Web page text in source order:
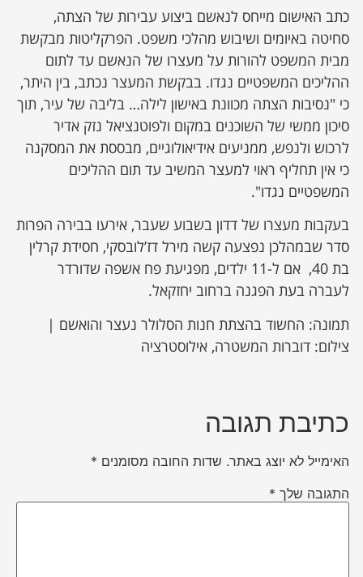
כתב האישום מייחס לנאשם ביצוע עבירות של הצתה,
סחיטה באיומים ושיבוש מהלכי משפט. הפרקליטות מבקשת
מבית המשפט להורות על מעצרו של הנאשם עד לתום
ההליכים המשפטיים נגדו. בבקשת המעצר נכתב, בין היתר,
כי "נסיבות הצתה מכוונת באישון לילה… בליבה של עיר, תוך
סיכון ממשי של השוכנים במקום ולפוטנציאל נזק אדיר
לרכוש ולנפש, ממניעים אידיאולוגיים, מבססת את המסקנה
כי אין תחליף ראוי למעצר המשיב עד תום ההליכים
המשפטיים נגדו".
בעקבות מעצרו של דדון בשבוע שעבר, אירעו בבירה הפרות
סדר שבמהלכן נפצעה קשה מירל דז’לובסקי, חסידת קרלין
בת 40, אם ל-11 ילדים, מפגיעת פח אשפה שדורדר
לעברה בעת הפגנה ברחוב יחזקאל.
תמונה: החשוד בהצתת חנות הסלולר נעצר והואשם |
צילום: דוברות המשטרה, אילוסטרציה
כתיבת תגובה
האימייל לא יוצג באתר. שדות החובה מסומנים *
התגובה שלך *